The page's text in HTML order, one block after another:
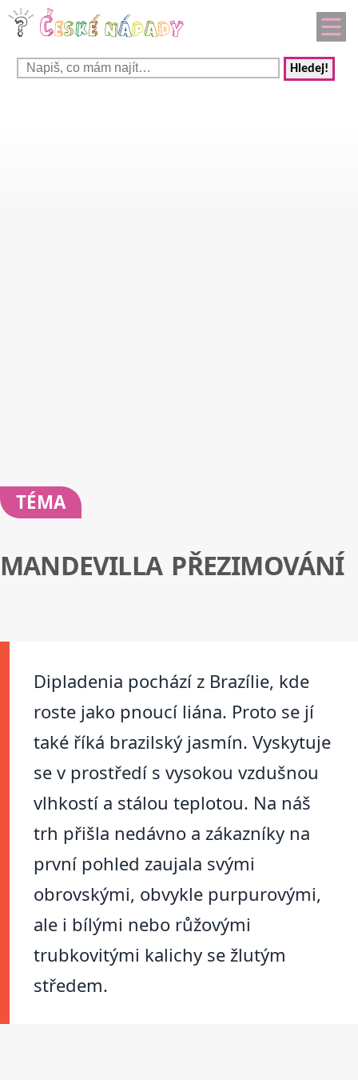
Hledej!
TÉMA
MANDEVILLA PŘEZIMOVÁNÍ
Dipladenia pochází z Brazílie, kde
roste jako pnoucí liána. Proto se jí
také říká brazilský jasmín. Vyskytuje
se v prostředí s vysokou vzdušnou
vlhkostí a stálou teplotou. Na náš
trh přišla nedávno a zákazníky na
první pohled zaujala svými
obrovskými, obvykle purpurovými,
ale i bílými nebo růžovými
trubkovitými kalichy se žlutým
středem.